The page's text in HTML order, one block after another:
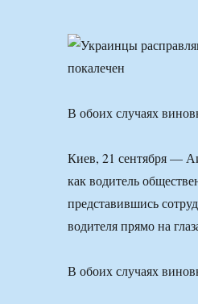
В обоих случаях
Киев, 21 сентября —
как водитель
представившись
водителя прямо на
В обоих случаях